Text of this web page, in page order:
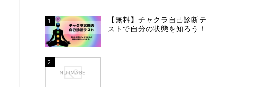
1
【無料】チャクラ自己診断テ
ストで自分の状態を知ろう！
2